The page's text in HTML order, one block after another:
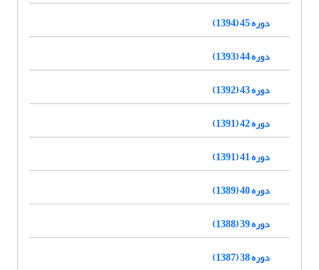
دوره 45 (1394)
دوره 44 (1393)
دوره 43 (1392)
دوره 42 (1391)
دوره 41 (1391)
دوره 40 (1389)
دوره 39 (1388)
دوره 38 (1387)